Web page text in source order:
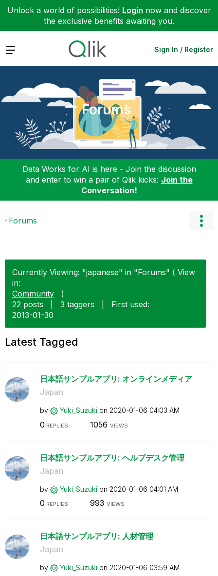
Unlock a world of possibilities! Login now and discover
the exclusive benefits awaiting you.
Expand Sign In / Register
Forums
Data Works for AI is here - Join the discussion
and enter to win a pair of Qlik kicks: Join the
Conversation!
Forums
Currently Viewing: "japanese" in "Forums" ( View
in:
Community
)
22 posts
3 taggers
First used:
‎2013-01-30
Latest Tagged
日本語サンプルアプリ: オンラインメディア
Japan
by Yuki_Suzuki on ‎2020-01-06 04:03 AM
0 REPLIES 1056 VIEWS
日本語サンプルアプリ: ヘルプデスク管理
Japan
by Yuki_Suzuki on ‎2020-01-06 04:01 AM
0 REPLIES 993 VIEWS
日本語サンプルアプリ: 人材管理
Japan
by Yuki_Suzuki on ‎2020-01-06 03:59 AM